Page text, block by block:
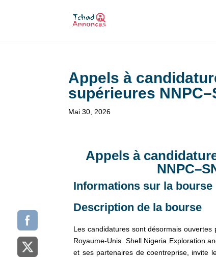
Appels à
supérieures
Mai 30, 2026
Appels à
Informations sur la bourse
Description de la bourse
Les candidatures sont désormais ouvertes
Royaume-Unis. Shell Nigeria Exploration
et ses partenaires de coentreprise, invite